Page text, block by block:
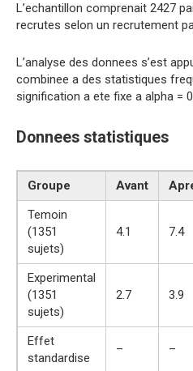
L’echantillon comprenait 2427
recrutes selon un recrutement
L’analyse des donnees s’est
combinee a des statistiques
signification a ete fixe a alpha =
Donnees statistiques
Groupe Avant
Temoin
(1351
sujets)
4.1 7.4
Experimental
(1351
sujets)
2.7 3.9
Effet
standardise
– –